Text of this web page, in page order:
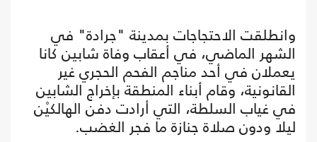
وانطلقت الاحتجاجات بمدينة "جرادة" في
الشهر الماضي، في أعقاب وفاة شابين كانا
يعملان في أحد مناجم الفحم الحجري غير
القانونية، وقام أبناء المنطقة بإخراج الشابين
في غياب السلطة، التي أرادت دفن الهالكيْن
ليلا ودون صلاة جنازة ما فجر الغضب.